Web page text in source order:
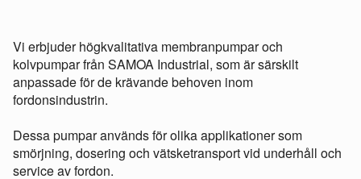
Vi erbjuder högkvalitativa membranpumpar och
kolvpumpar från SAMOA Industrial, som är särskilt
anpassade för de krävande behoven inom
fordonsindustrin.
Dessa pumpar används för olika applikationer som
smörjning, dosering och vätsketransport vid underhåll och
service av fordon.